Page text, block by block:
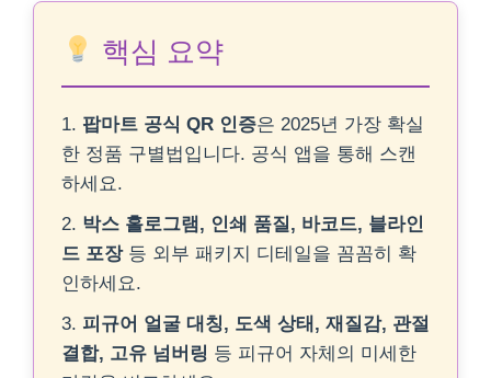
핵심 요약
1. 팝마트 공식 QR 인증은 2025년 가장 확실
한 정품 구별법입니다. 공식 앱을 통해 스캔
하세요.
2. 박스 홀로그램, 인쇄 품질, 바코드, 블라인
드 포장등 외부 패키지 디테일을 꼼꼼히 확
인하세요.
3. 피규어 얼굴 대칭, 도색 상태, 재질감, 관절
결합, 고유 넘버링 등 피규어 자체의 미세한